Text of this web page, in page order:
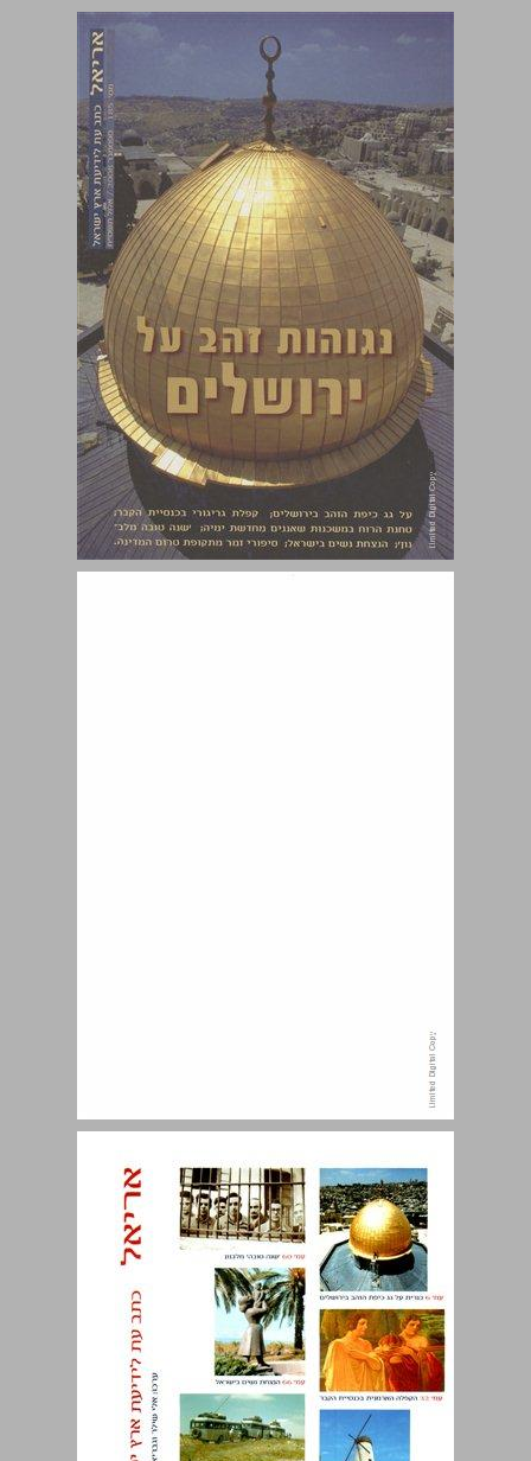
נגוהות זהב על ירושלים ... 0